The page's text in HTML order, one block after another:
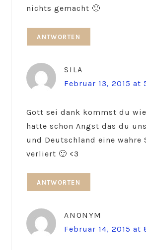
nichts gemacht 🙁
ANTWORTEN
SILA
Februar 13, 2015 at
Gott sei dank kommst du
hatte schon Angst das du
und Deutschland eine wahre
verliert 🙂 <3
ANTWORTEN
ANONYM
Februar 14, 2015 at